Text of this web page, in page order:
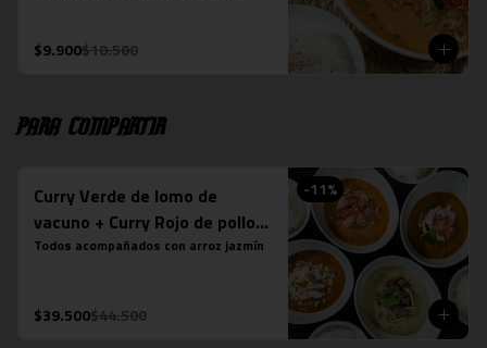
$9.900$10.500
Para compartir
-11%
Curry Verde de lomo de
vacuno + Curry Rojo de pollo +
Curry Panang + Curry
Todos acompañados con arroz jazmín
$39.500$44.500